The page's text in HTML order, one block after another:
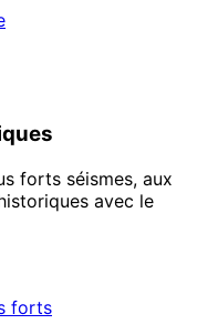
forts séismes, aux
avec le
forts